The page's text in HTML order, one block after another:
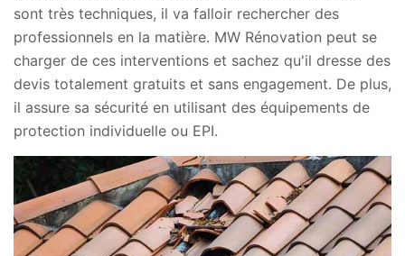
sont très techniques, il va falloir rechercher des
professionnels en la matière. MW Rénovation peut se
charger de ces interventions et sachez qu'il dresse des
devis totalement gratuits et sans engagement. De plus,
il assure sa sécurité en utilisant des équipements de
protection individuelle ou EPI.